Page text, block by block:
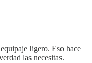
ligero. Eso hace
las necesitas.